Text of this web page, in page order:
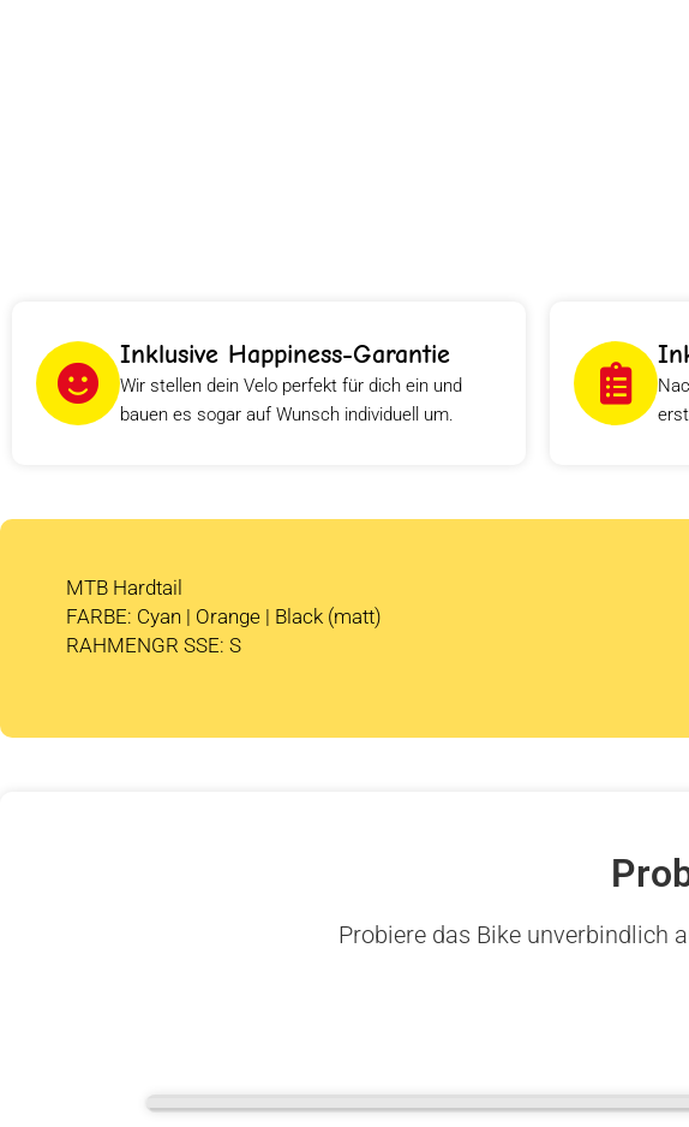
Inklusive Happiness-Garantie
Wir stellen dein Velo perfekt für dich ein und
bauen es sogar auf Wunsch individuell um.
MTB Hardtail
FARBE: Cyan | Orange | Black (matt)
RAHMENGR SSE: S
Probiere das Bike unverbindlich